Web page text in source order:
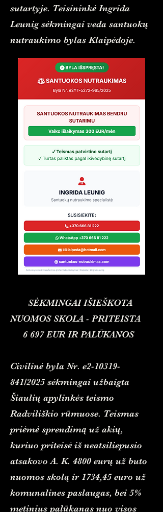
sutartyje. Teisininkė Ingrida
Leunig sėkmingai veda santuokų
nutraukimo bylas Klaipėdoje.
SĖKMINGAI IŠIEŠKOTA
NUOMOS SKOLA - PRITEISTA
6 697 EUR IR PALŪKANOS
Civilinė byla Nr. e2-10319-
841/2025 sėkmingai užbaigta
Šiaulių apylinkės teismo
Radviliškio rūmuose. Teismas
priėmė sprendimą už akių,
kuriuo priteisė iš neatsiliepusio
atsakovo A. K. 4800 eurų už buto
nuomos skolą ir 1734,45 euro už
komunalines paslaugas, bei 5%
metinius palūkanas nuo visos